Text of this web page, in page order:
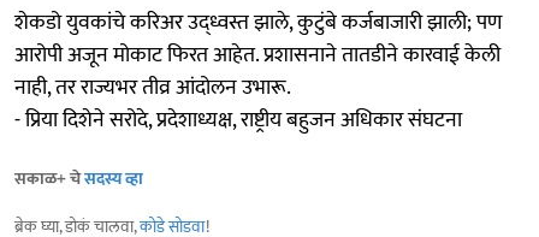
शेकडो युवकांचे करिअर उद्ध्वस्त झाले, कुटुंबे कर्जबाजारी झाली; पण
आरोपी अजून मोकाट फिरत आहेत. प्रशासनाने तातडीने कारवाई केली
नाही, तर राज्यभर तीव्र आंदोलन उभारू.
- प्रिया दिशेने सरोदे, प्रदेशाध्यक्ष, राष्ट्रीय बहुजन अधिकार संघटना
सकाळ+ चेसदस्य व्हा
ब्रेक घ्या, डोकं चालवा,कोडे सोडवा!